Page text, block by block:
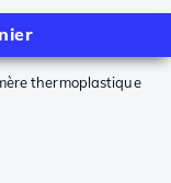
thermoplastique